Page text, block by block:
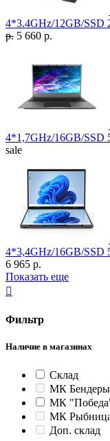
4*3.4GHz/12GB/SSD
р. 5 660 р.
4*1,7GHz/16GB/SSD
sale
4*3,4GHz/16GB/SSD
6 965 р.
Показать еще

Фильтр
Наличие в магазинах
Склад
МК Бендеры
МК
МК
Доп. склад